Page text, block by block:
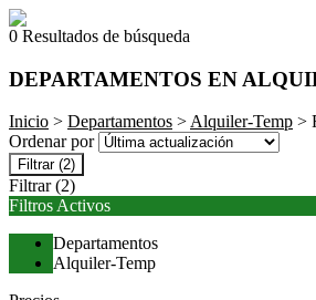
0 Resultados de búsqueda
DEPARTAMENTOS EN
Inicio > Departamentos >Alquiler-Temp >
Ordenar por
Filtrar (2)
Filtrar (2)
Filtros Activos
Departamentos
Alquiler-Temp